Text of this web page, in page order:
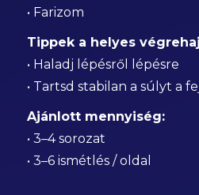
• Farizom
Tippek a helyes
• Haladj lépésről lépésre
• Tartsd stabilan a súlyt a
Ajánlott mennyiség:
• 3–4 sorozat
• 3–6 ismétlés / oldal